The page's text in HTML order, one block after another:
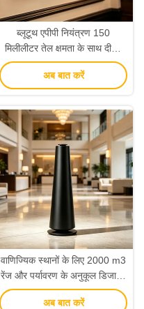
ब्लूटूथ एपीपी नियंत्रण 150
मिलीलीटर तेल क्षमता के साथ दीवार
पर लगाए गए वायु विसारक बुद्धिमान गंध
मशीन
अब बात करें
वाणिज्यिक स्थानों के लिए 2000 m3
रेंज और पर्यावरण के अनुकूल डिजाइन
के साथ 20W स्तंभ सुगंध विसारक
अब बात करें